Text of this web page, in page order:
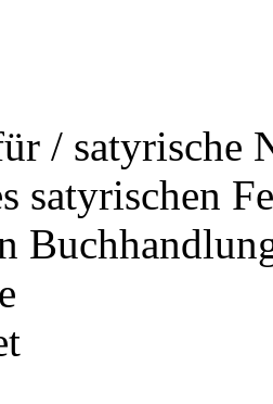
/ satyrische
satyrischen